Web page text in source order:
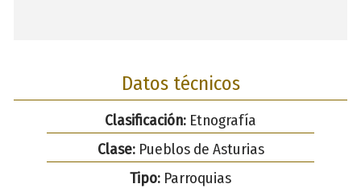
Datos técnicos
Clasificación: Etnografía
Clase:Pueblos de Asturias
Tipo: Parroquias